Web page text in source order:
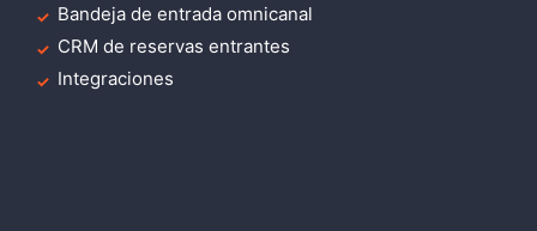
Bandeja de entrada omnicanal
CRM de reservas entrantes
Integraciones